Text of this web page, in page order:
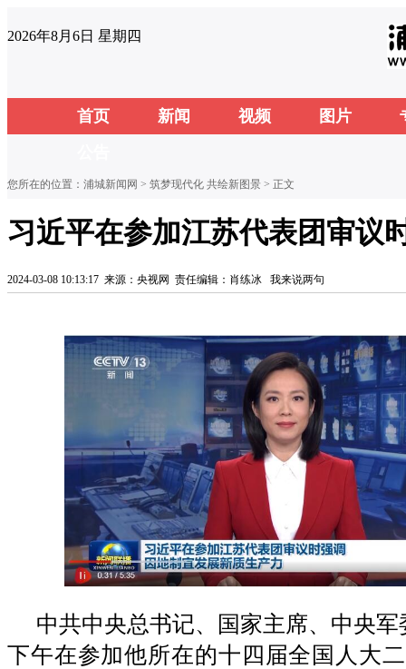
2026年8月6日 星期四
首页 新闻 视频 图片
您所在的位置： 浦城新闻网 > 筑梦现代化 共绘新图景 > 正文
习近平在参加江苏代表团审议
2024-03-08 10:13:17 来源：央视网 责任编辑：肖练冰 我来说两句
中共中央总书记、国家主席、中央
下午在参加他所在的十四届全国人大